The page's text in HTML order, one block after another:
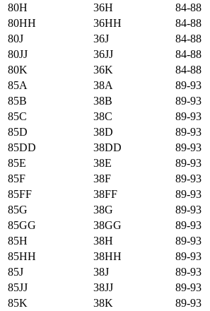
80H
36H 84-88
80HH
36HH 84-88
80J
36J 84-88
80JJ
36JJ 84-88
80K
36K 84-88
85А
38А 89-93
85B
38B 89-93
85C
38C 89-93
85D
38D 89-93
85DD
38DD 89-93
85E
38E 89-93
85F
38F 89-93
85FF
38FF 89-93
85G
38G 89-93
85GG
38GG 89-93
85H
38H 89-93
85HH
38HH 89-93
85J
38J 89-93
85JJ
38JJ 89-93
85K
38K 89-93